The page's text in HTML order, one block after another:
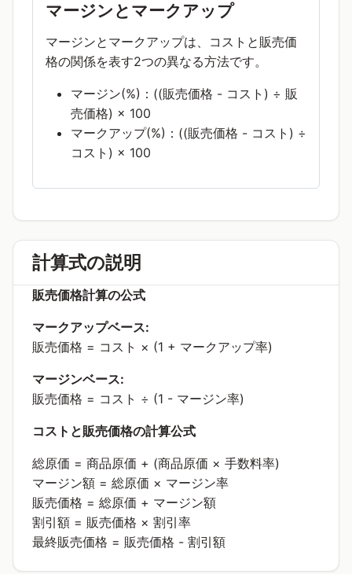
マージンとマークアップ
マージンとマークアップは、コストと販売価
格の関係を表す2つの異なる方法です。
マージン(%)：((販売価格 - コスト) ÷ 販
売価格) × 100
マークアップ(%)：((販売価格 - コスト) ÷
コスト) × 100
計算式の説明
販売価格計算の公式
マークアップベース:
販売価格 = コスト × (1 + マークアップ率)
マージンベース:
販売価格 = コスト ÷ (1 - マージン率)
コストと販売価格の計算公式
総原価 = 商品原価 + (商品原価 × 手数料率)
マージン額 = 総原価 × マージン率
販売価格 = 総原価 + マージン額
割引額 = 販売価格 × 割引率
最終販売価格 = 販売価格 - 割引額